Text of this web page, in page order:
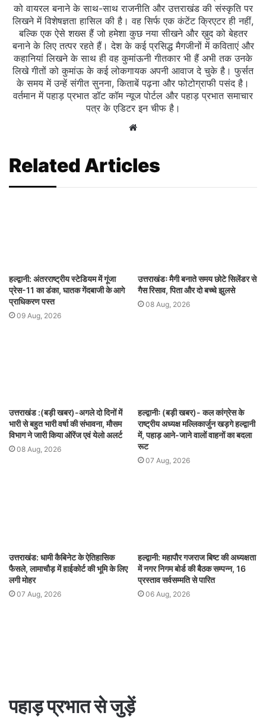
को वायरल बनाने के साथ-साथ राजनीति और उत्तराखंड की संस्कृति पर
लिखने में विशेषज्ञता हासिल की है। वह सिर्फ एक कंटेंट क्रिएटर ही नहीं,
बल्कि एक ऐसे शख्स हैं जो हमेशा कुछ नया सीखने और ख़ुद को बेहतर
बनाने के लिए तत्पर रहते हैं। देश के कई प्रसिद्ध मैगजीनों में कविताएं और
कहानियां लिखने के साथ ही वह कुमांऊनी गीतकार भी हैं अभी तक उनके
लिखे गीतों को कुमांऊ के कई लोकगायक अपनी आवाज दे चुके है। फुर्सत
के समय में उन्हें संगीत सुनना, किताबें पढ़ना और फोटोग्राफी पसंद है।
वर्तमान में पहाड़ प्रभात डॉट कॉम न्यूज पोर्टल और पहाड़ प्रभात समाचार
पत्र के एडिटर इन चीफ है।
Website
Related Articles
हल्द्वानी: अंतरराष्ट्रीय स्टेडियम में गूंजा
प्रेस-11 का डंका, घातक गेंदबाजी के आगे
प्राधिकरण पस्त
09 Aug, 2026
उत्तराखंडः मैगी बनाते समय छोटे सिलेंडर से
गैस रिसाव, पिता और दो बच्चे झुलसे
08 Aug, 2026
उत्तराखंड :(बड़ी खबर)-अगले दो दिनों में
भारी से बहुत भारी वर्षा की संभावना, मौसम
विभाग ने जारी किया ऑरेंज एवं येलो अलर्ट
08 Aug, 2026
हल्द्वानीः (बड़ी खबर)- कल कांग्रेस के
राष्ट्रीय अध्यक्ष मल्लिकार्जुन खड़गे हल्द्वानी
में, पहाड़ आने-जाने वालों वाहनों का बदला
रूट
07 Aug, 2026
उत्तराखंड: धामी कैबिनेट के ऐतिहासिक
फैसले, लामाचौड़ में हाईकोर्ट की भूमि के लिए
लगी मोहर
07 Aug, 2026
हल्द्वानी: महापौर गजराज बिष्ट की अध्यक्षता
में नगर निगम बोर्ड की बैठक सम्पन्न, 16
प्रस्ताव सर्वसम्मति से पारित
06 Aug, 2026
पहाड़ प्रभात से जुड़ें